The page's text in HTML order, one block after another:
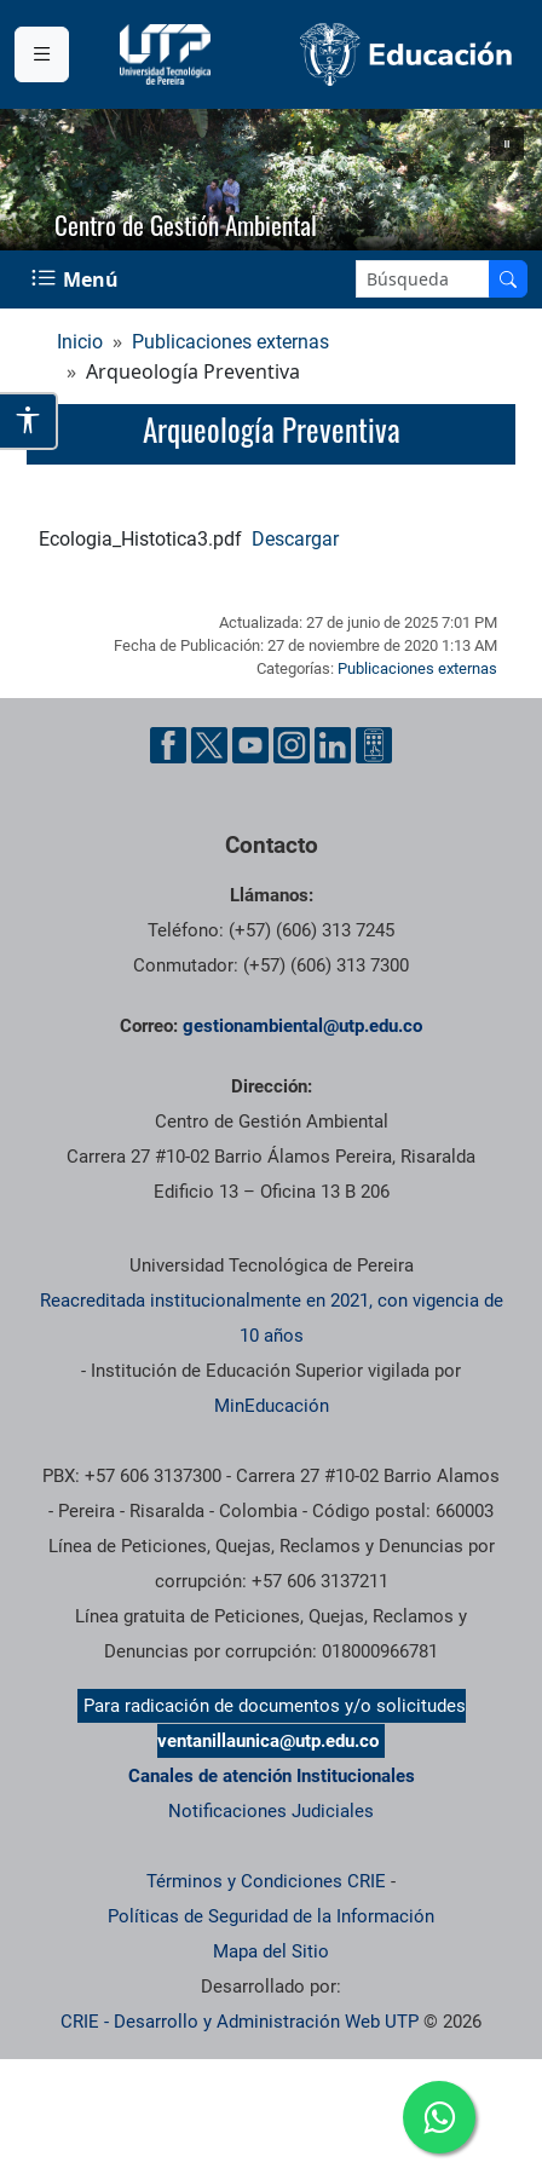
Centro de Gestión Ambiental
Menú Buscar en el sitio:
Inicio Publicaciones externas
Arqueología Preventiva
Arqueología Preventiva
Ecologia_Histotica3.pdf Descargar
Actualizada: 27 de junio de 2025 7:01 PM
Fecha de Publicación: 27 de noviembre de 2020 1:13 AM
Categorías: Publicaciones externas
Pie de página con información de contacto, redes sociales y
Contacto
Llámanos:
Teléfono: (+57) (606) 313 7245
Conmutador: (+57) (606) 313 7300
Correo: gestionambiental@utp.edu.co
Dirección:
Centro de Gestión Ambiental
Carrera 27 #10-02 Barrio Álamos Pereira, Risaralda
Edificio 13 – Oficina 13 B 206
Información institucional
Universidad Tecnológica de Pereira
Reacreditada institucionalmente en 2021, con vigencia de
10 años
- Institución de Educación Superior vigilada por
MinEducación
PBX: +57 606 3137300 - Carrera 27 #10-02 Barrio Alamos
- Pereira - Risaralda - Colombia - Código postal: 660003
Línea de Peticiones, Quejas, Reclamos y Denuncias por
corrupción: +57 606 3137211
Línea gratuita de Peticiones, Quejas, Reclamos y
Denuncias por corrupción: 018000966781
Para radicación de documentos y/o solicitudes
ventanillaunica@utp.edu.co
Canales de atención Institucionales
Notificaciones Judiciales
Términos y Condiciones CRIE -
Políticas de Seguridad de la Información
Mapa del Sitio
Desarrollado por:
CRIE - Desarrollo y Administración Web UTP © 2026